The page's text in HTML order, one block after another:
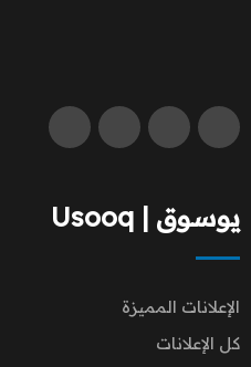
يوسوق | Usooq
الإعلانات المميزة
كل الإعلانات